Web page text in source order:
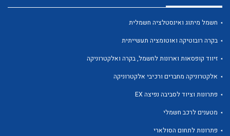
חשמל מיתוג ואינסטלציה חשמלית
בקרה רובוטיקה ואוטומציה תעשייתית
זיווד קופסאות וארונות לחשמל, בקרה ואלקטרוניקה
אלקטרוניקה מחברים ורכיבי אלקטרוניקה
פתרונות וציוד לסביבה נפיצה EX
מטענים לרכב חשמלי
פתרונות לתחום הסולארי